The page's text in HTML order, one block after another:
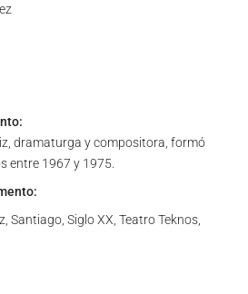
dramaturga y compositora, formó
entre 1967 y 1975.
Santiago, Siglo XX, Teatro Teknos,